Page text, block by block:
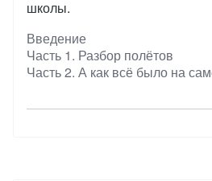
школы.
Введение
Часть 1. Разбор полётов
Часть 2. А как всё было на
ссылки